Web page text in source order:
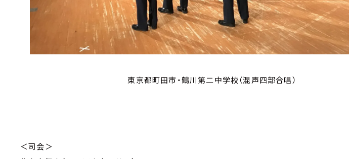
東京都町田市・鶴川第二中学校（混声四部合唱）
＜司会＞